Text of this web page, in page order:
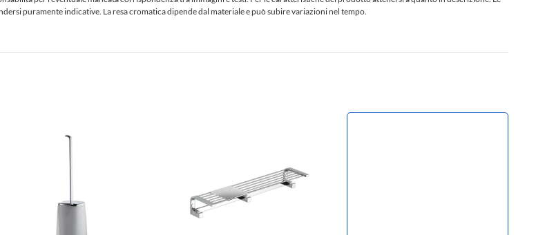
puramente indicative. La resa cromatica dipende dal materiale e può subire variazioni nel tempo.